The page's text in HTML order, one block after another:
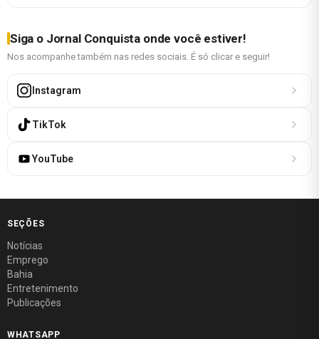
Siga o Jornal Conquista onde você estiver!
Nos acompanhe também nas redes sociais. É só clicar e seguir!
Instagram
TikTok
YouTube
SEÇÕES
Notícias
Emprego
Bahia
Entretenimento
Publicações
WHATSAPP